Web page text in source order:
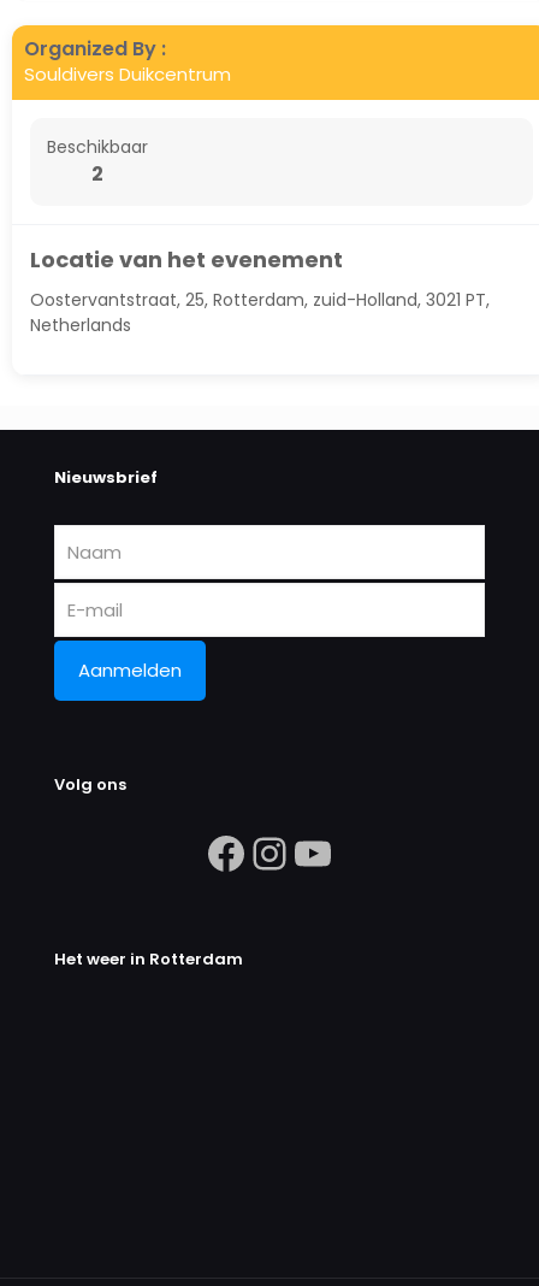
Organized By :
Souldivers Duikcentrum
Beschikbaar
2
Locatie van het evenement
Oostervantstraat, 25, Rotterdam, zuid-Holland, 3021 PT,
Netherlands
Nieuwsbrief
Volg ons
https://www.facebook.com/
Instagram
https://
Het weer in Rotterdam